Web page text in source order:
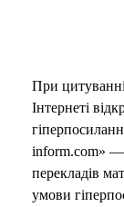
При цитуванні
Інтернеті
inform.com» —
перекладів
умови